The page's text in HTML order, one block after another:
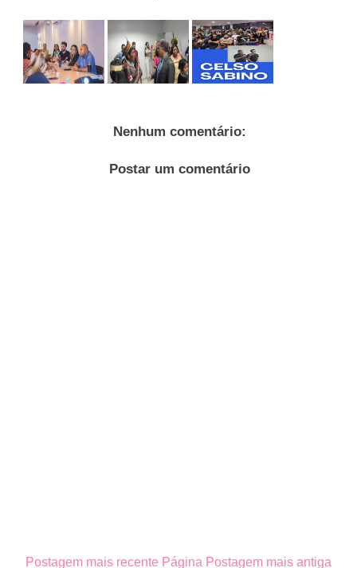
Nenhum comentário:
Postar um comentário
Postagem mais recente Postagem mais antiga
Página